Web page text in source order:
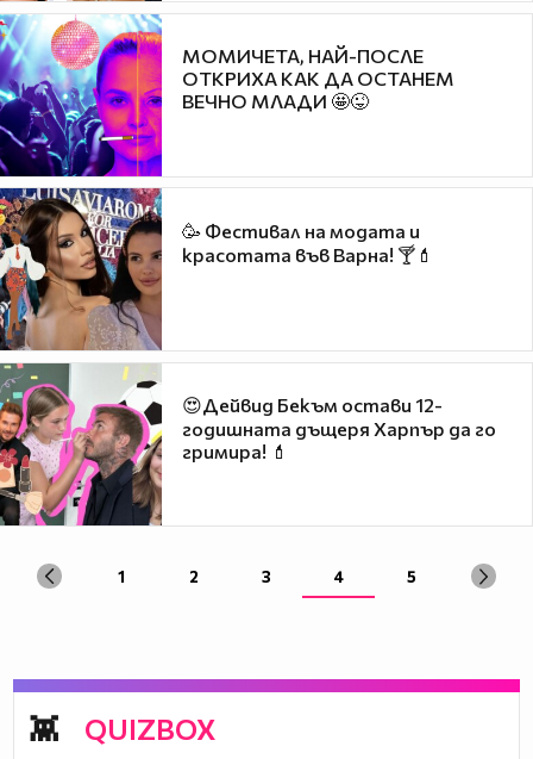
QUIZBOX
МОМИЧЕТА, НАЙ-ПОСЛЕ
ОТКРИХА КАК ДА ОСТАНЕМ
ВЕЧНО МЛАДИ 🤩😜
🥳 Фестивал на модата и
красотата във Варна! 🍸💄
😍Дейвид Бекъм остави 12-
годишната дъщеря Харпър да го
гримира! 💄
1 2 3 4 5